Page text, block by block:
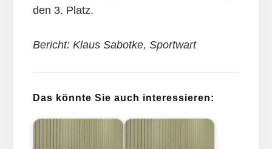
den 3. Platz.
Bericht: Klaus Sabotke, Sportwart
Das könnte Sie auch interessieren: